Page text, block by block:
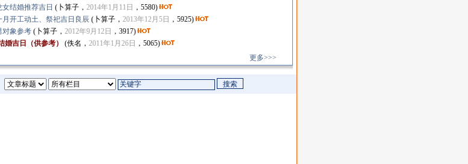
女结婚推荐吉日 (卜算子， 2014年1月11日 ，5580)
月开工动土、祭祀吉日良辰 (卜算子， 2013年12月5日 ，5925)
对象参考 (卜算子， 2012年9月12日 ，3917)
婚吉日（供参考）
(佚名， 2011年1月26日 ，5065)
更多>>>